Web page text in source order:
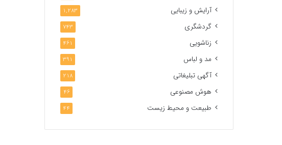
آرایش و زیبایی 1,283
گردشگری 743
زناشویی 461
مد و لباس 391
آگهی تبلیغاتی 218
هوش مصنوعی 46
طبیعت و محیط زیست 44